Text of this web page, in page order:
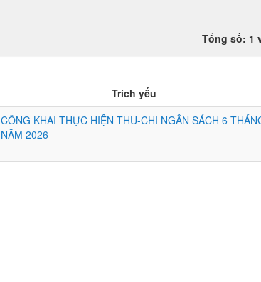
Tổng số: 1
Trích yếu
CÔNG KHAI THỰC HIỆN THU-CHI NGÂN SÁCH 6
NĂM 2026